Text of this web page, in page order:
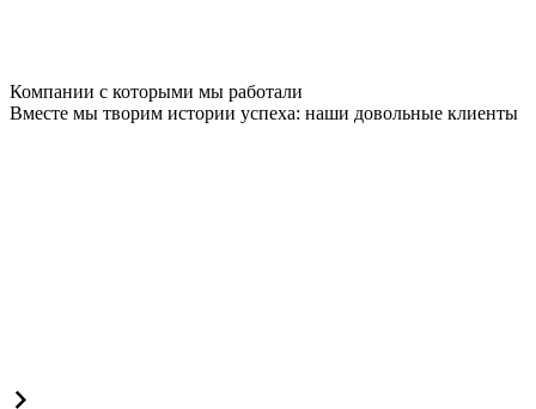
Компании с которыми мы работали
Вместе мы творим истории успеха: наши довольные клиенты